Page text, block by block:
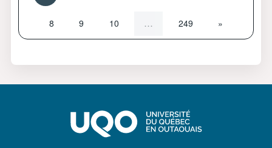
8Page 89 Page 910Page 10… 249Page 249
»